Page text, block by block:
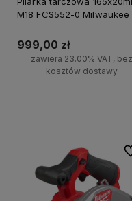
M18 FCS552-0 Milwaukee
999,00 zł
zawiera 23.00% VAT, bez
kosztów dostawy